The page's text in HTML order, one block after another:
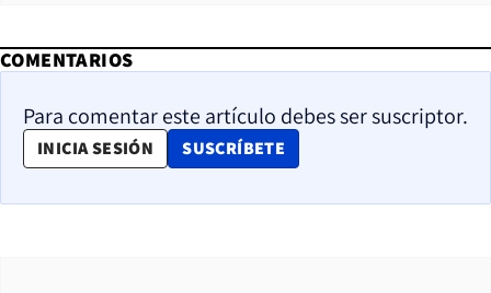
COMENTARIOS
Para comentar este artículo debes ser suscriptor.
INICIA SESIÓN SUSCRÍBETE
OPENS IN NEW WINDOW